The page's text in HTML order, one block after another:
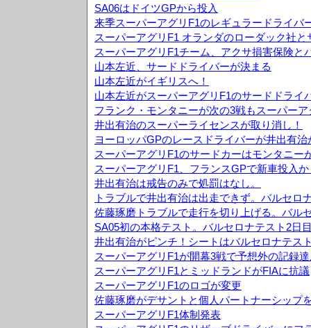
SA06はドイツGPから投入
来季スーパーアグリF1のレギュラードライバ
スーパーアグリF1 オランダのローダック社
スーパーアグリF1チーム、アクサ損害保険と
山本左近、サードドライバーが決まる
山本左近がイギリスへ！
山本左近がスーパーアグリF1のサードドライ
フランク・モンタニーが次の3戦もスーパー
井出有治のスーパーライセンスが取り消し！
ヨーロッパGPのレースドライバーが井出有
スーパーアグリF1のサードカーはモンタニー
スーパーアグリF1、フランスGPで新車投入か
井出有治は戒告のみで処罰はなし。
トラブルで井出有治は出走できず。バルセロ
佐藤琢磨トラブルで走行を切り上げる。バル
SA05初の本格テスト。バルセロナテスト2日
井出有治がピンチ！シートはバルセロナテス
スーパーアグリF1が開幕3戦で予想外の記録
スーパーアグリF1とミッドランドがFIAに抗議
スーパーアグリF1のロゴが変更
佐藤琢磨がデサントと個人パートナーシップ
スーパーアグリF1体制発表